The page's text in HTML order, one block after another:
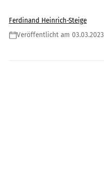
Ferdinand Heinrich-Steige
Veröffentlicht am 03.03.2023